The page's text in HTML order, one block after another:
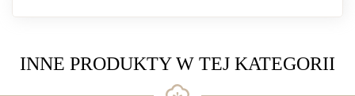
INNE PRODUKTY W TEJ KATEGORII